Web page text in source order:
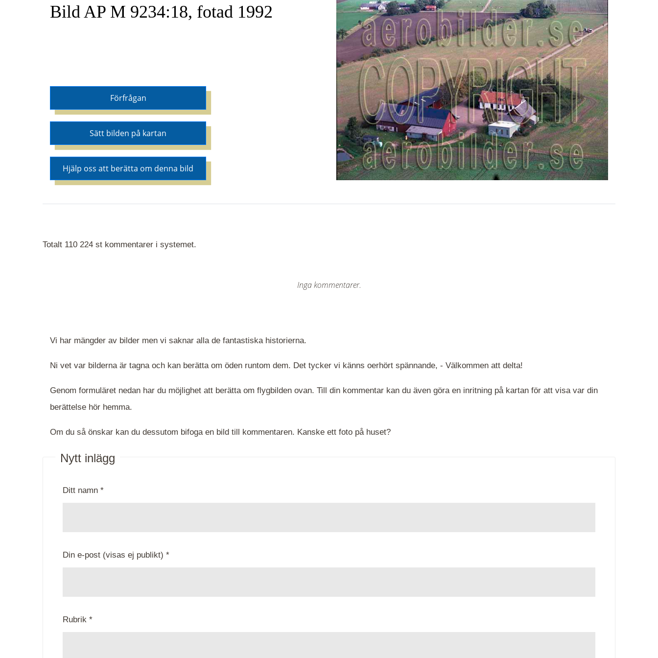
Bild AP M 9234:18, fotad 1992
Förfrågan
Sätt bilden på kartan
Hjälp oss att berätta om denna bild
Totalt 110 224 st kommentarer i systemet.
Inga kommentarer.
Vi har mängder av bilder men vi saknar alla de fantastiska historierna.
Ni vet var bilderna är tagna och kan berätta om öden runtom dem. Det tycker vi känns oerhört spännande, - Välkommen att delta!
Genom formuläret nedan har du möjlighet att berätta om flygbilden ovan. Till din kommentar kan du även göra en inritning på kartan för att visa var din
berättelse hör hemma.
Om du så önskar kan du dessutom bifoga en bild till kommentaren. Kanske ett foto på huset?
Nytt inlägg
Ditt namn *
Din e-post (visas ej publikt) *
Rubrik *